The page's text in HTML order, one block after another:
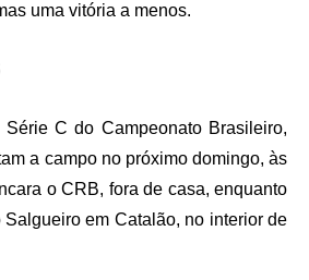
uma vitória a menos.
Série C do Campeonato Brasileiro,
a campo no próximo domingo, às
o CRB, fora de casa, enquanto
em Catalão, no interior de